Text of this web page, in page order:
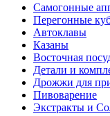
Самогонные
Перегонные
Автоклавы
Казаны
Восточная
Детали и
Дрожжи для
Пивоварение
Экстракты и